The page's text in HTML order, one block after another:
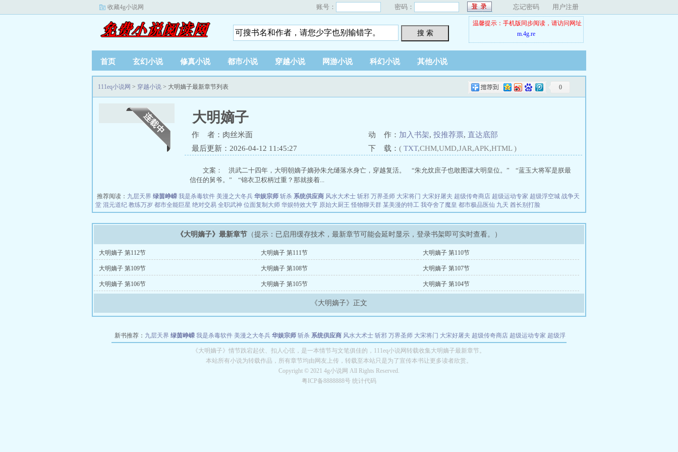
收藏4g小说网 账号： 密码： 忘记密码 用户注册
搜 索
温馨提示：手机版同步阅读，请访问网址
m.4g.re
首页 玄幻小说 修真小说 都市小说 穿越小说 网游小说 科幻小说 其他小说
0
111eq小说网 > 穿越小说 > 大明嫡子最新章节列表
大明嫡子
作 者：肉丝米面 动 作： 加入书架, 投推荐票, 直达底部
最后更新：2026-04-12 11:45:27
下 载： ( TXT,CHM,UMD,JAR,APK,HTML )
文案： 洪武二十四年，大明朝嫡子嫡孙朱允熥落水身亡，穿越复活。 “朱允炆庶子也敢图谋大明皇位。” “蓝玉大将军是朕最
信任的舅爷。” “锦衣卫权柄过重？那就接着...
推荐阅读： 九层天界 绿茵峥嵘 我是杀毒软件 美漫之大冬兵 华娱宗师 斩杀 系统供应商 风水大术士 斩邪 万界圣师 大宋将门 大宋好屠夫 超级传奇商店 超级运动专家 超级浮空城 战争天
堂 混元道纪 教练万岁 都市全能巨星 绝对交易 全职武神 位面复制大师 华娱特效大亨 原始大厨王 怪物聊天群 某美漫的特工 我夺舍了魔皇 都市极品医仙 九天 酋长别打脸
《大明嫡子》最新章节 （提示：已启用缓存技术，最新章节可能会延时显示，登录书架即可实时查看。）
大明嫡子 第112节 大明嫡子 第111节 大明嫡子 第110节
大明嫡子 第109节 大明嫡子 第108节 大明嫡子 第107节
大明嫡子 第106节 大明嫡子 第105节 大明嫡子 第104节
《大明嫡子》正文
新书推荐： 九层天界 绿茵峥嵘 我是杀毒软件 美漫之大冬兵 华娱宗师 斩杀 系统供应商 风水大术士 斩邪 万界圣师 大宋将门 大宋好屠夫 超级传奇商店 超级运动专家 超级浮
教练万岁 都市全能巨星 绝对交易 全职武神 位面复制大师 华娱特效大亨 原始大厨王 怪物聊天群 某美漫的特工 我夺舍了魔皇
长别打脸
《大明嫡子》情节跌宕起伏、扣人心弦，是一本情节与文笔俱佳的，111eq小说网转载收集大明嫡子最新章节。
本站所有小说为转载作品，所有章节均由网友上传，转载至本站只是为了宣传本书让更多读者欣赏。
Copyright © 2021 4g小说网 All Rights Reserved.
粤ICP备8888888号 统计代码